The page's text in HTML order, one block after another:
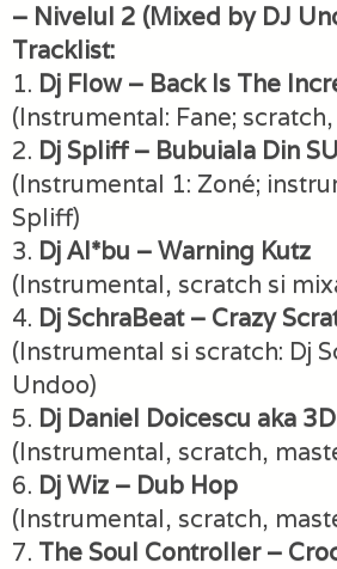
– Nivelul 2 (Mixed by DJ
Tracklist:
1. Dj Flow – Back Is The
(Instrumental: Fane;
2. Dj Spliff – Bubuiala Din
(Instrumental 1: Zoné;
Spliff)
3. Dj Al*bu – Warning Kutz
(Instrumental, scratch si
4. Dj SchraBeat – Crazy
(Instrumental si scratch: Dj
Undoo)
5. Dj Daniel Doicescu aka
(Instrumental, scratch,
6. Dj Wiz – Dub Hop
(Instrumental, scratch,
7. The Soul Controller –